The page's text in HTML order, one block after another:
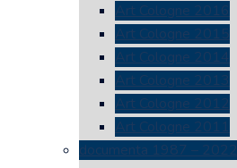
Art Cologne 2016
Art Cologne 2015
Art Cologne 2014
Art Cologne 2013
Art Cologne 2012
Art Cologne 2011
documenta 1987 – 2022